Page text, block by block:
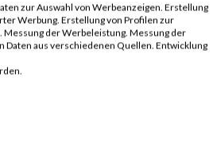
zur Auswahl von Werbeanzeigen. Erstellung
Werbung. Erstellung von Profilen zur
der Werbeleistung. Messung der
Daten aus verschiedenen Quellen. Entwicklung